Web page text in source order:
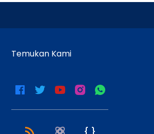
Temukan Kami